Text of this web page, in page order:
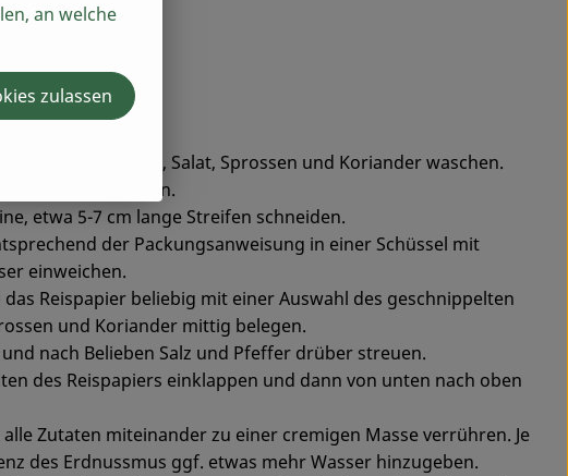
Paprika, Gurke, Salat, Sprossen und Koriander waschen.
und entkernen.
etwa 5-7 cm lange Streifen schneiden.
der Packungsanweisung in einer Schüssel mit
einweichen.
Reispapier beliebig mit einer Auswahl des geschnippelten
und Koriander mittig belegen.
und nach Belieben Salz und Pfeffer drüber streuen.
des Reispapiers einklappen und dann von unten nach oben
alle Zutaten miteinander zu einer cremigen Masse verrühren. Je
des Erdnussmus ggf. etwas mehr Wasser hinzugeben.
an welche
zulassen